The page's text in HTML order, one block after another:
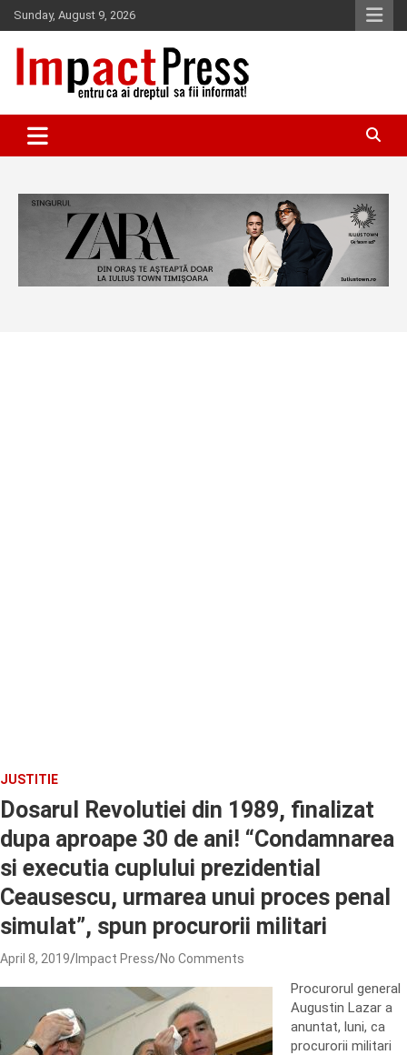
Skip
to
content
Sunday, August 9, 2026
IMPACTPRESS
JUSTITIE
Dosarul Revolutiei din 1989, finalizat
dupa aproape 30 de ani! “Condamnarea
si executia cuplului prezidential
Ceausescu, urmarea unui proces penal
simulat”, spun procurorii militari
April 8, 2019 Impact Press No Comments
Procurorul general
Augustin Lazar a
anuntat, luni, ca
procurorii militari